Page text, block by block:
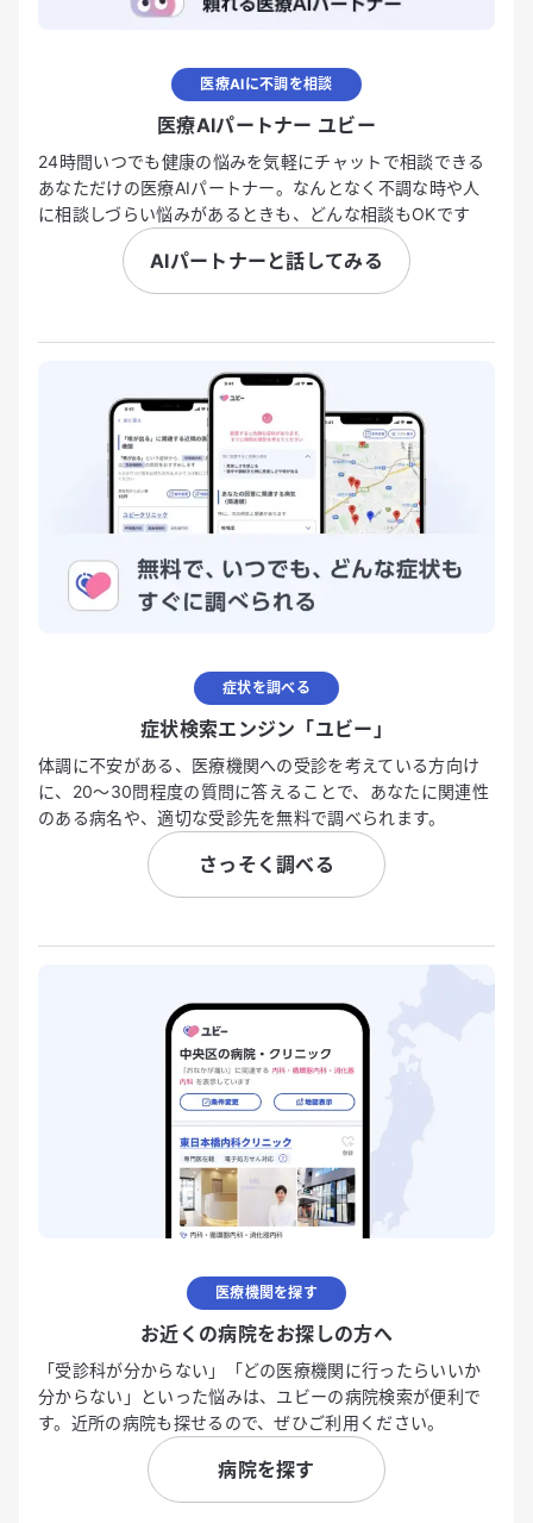
医療AIに不調を相談
医療AIパートナー ユビー
24時間いつでも健康の悩みを気軽にチャットで相談できる
あなただけの医療AIパートナー。なんとなく不調な時や人
に相談しづらい悩みがあるときも、どんな相談もOKです
AIパートナーと話してみる
症状を調べる
症状検索エンジン「ユビー」
体調に不安がある、医療機関への受診を考えている方向け
に、20〜30問程度の質問に答えることで、あなたに関連性
のある病名や、適切な受診先を無料で調べられます。
さっそく調べる
医療機関を探す
お近くの病院をお探しの方へ
「受診科が分からない」「どの医療機関に行ったらいいか
分からない」といった悩みは、ユビーの病院検索が便利で
す。近所の病院も探せるので、ぜひご利用ください。
病院を探す